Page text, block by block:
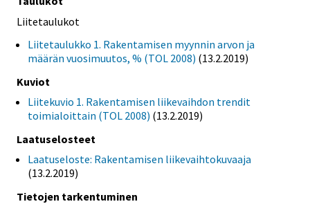
Liitetaulukot
Liitetaulukko 1. Rakentamisen myynnin arvon ja
määrän vuosimuutos, % (TOL 2008) (13.2.2019)
Kuviot
Liitekuvio 1. Rakentamisen liikevaihdon trendit
toimialoittain (TOL 2008) (13.2.2019)
Laatuselosteet
Laatuseloste: Rakentamisen liikevaihtokuvaaja
(13.2.2019)
Tietojen tarkentuminen